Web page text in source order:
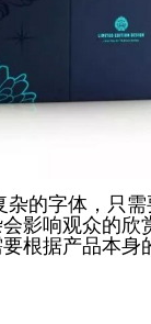
杂的字体，只
影响观众的欣
根据产品本身